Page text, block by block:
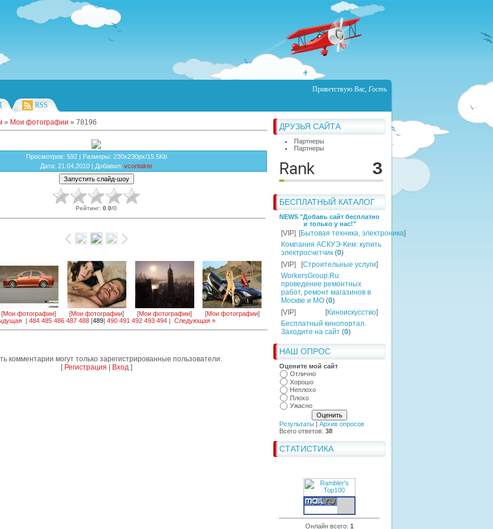
Приветствую Вас, Гость
RSS
ДРУЗЬЯ САЙТА
Партнеры
Партнеры
БЕСПЛАТНЫЙ КАТАЛОГ
NEWS "Добавь сайт бесплатно
и только у нас!"
[VIP] [Бытовая техника, электроника]
Компания АСКУЭ-Кем: купить
электросчетчик (0)
[VIP]
[Строительные услуги]
WorkersGroup.Ru:
проведение ремонтных
работ, ремонт магазинов в
Москве и МО (0)
[VIP]
[Киноискусство]
Бесплатный кинопортал.
Заходите на сайт (0)
НАШ ОПРОС
Оцените мой сайт
Отлично
Хорошо
Неплохо
Плохо
Ужасно
Результаты | Архив опросов
Всего ответов: 38
СТАТИСТИКА
Онлайн всего: 1
» Мои фотографии » 78196
Просмотров: 592 | Размеры: 230x230px/15.5Kb
Дата: 21.04.2010 | Добавил: vcontakte
Рейтинг: 0.0/0
[Мои фотографии] [Мои фотографии] [Мои фотографии] [Мои фотографии]
| 484 485 486 487 488 [489] 490 491 492 493 494 | Следующая »
комментарии могут только зарегистрированные пользователи.
[ Регистрация Вход]